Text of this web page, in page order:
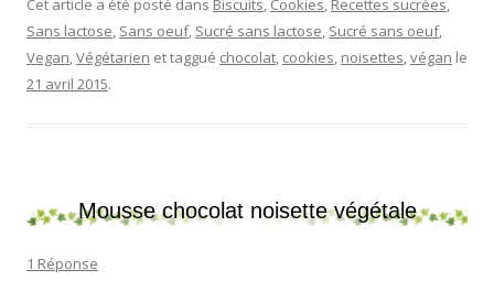
Cet article a été posté dans Biscuits, Cookies, Recettes sucrées,
Sans lactose, Sans oeuf, Sucré sans lactose, Sucré sans oeuf,
Vegan,Végétarien et taggué chocolat, cookies, noisettes,végan le
21 avril 2015.
Mousse chocolat noisette végétale
1 Réponse